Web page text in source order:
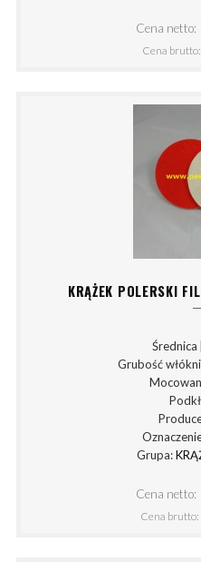
Cena netto:
Cena brutto:
KRĄŻEK POLERSKI
Średnica
Grubość
Grupa:
Cena netto:
Cena brutto: